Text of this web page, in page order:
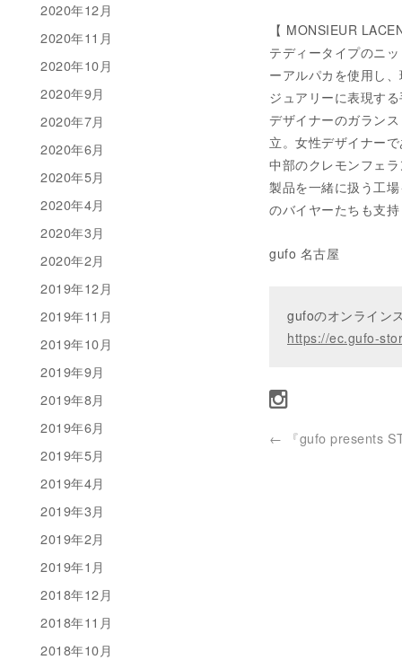
【 MONSIEUR
テディータイプのニ
ーアルパカを使用し
ジュアリーに表現す
デザイナーのガラン
立。女性デザイナー
中部のクレモンフェ
製品を一緒に扱う工
のバイヤーたちも支
gufo 名古屋
gufoのオンライン
https://ec.gufo-
← 『gufo presents
2020年12月
2020年11月
2020年10月
2020年9月
2020年7月
2020年6月
2020年5月
2020年4月
2020年3月
2020年2月
2019年12月
2019年11月
2019年10月
2019年9月
2019年8月
2019年6月
2019年5月
2019年4月
2019年3月
2019年2月
2019年1月
2018年12月
2018年11月
2018年10月